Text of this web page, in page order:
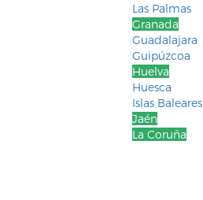
Las Palmas
Granada
Guadalajara
Guipúzcoa
Huelva
Huesca
Islas Baleares
Jaén
La Coruña